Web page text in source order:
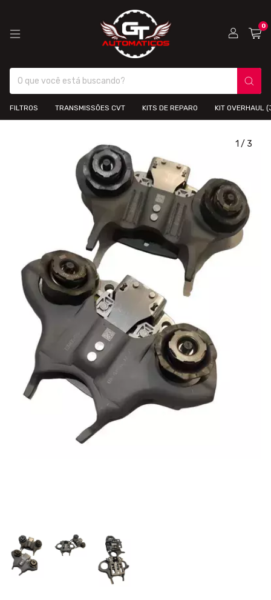
0
FILTROS TRANSMISSÕES CVT KITS DE REPARO KIT OVERHAUL
1 / 3